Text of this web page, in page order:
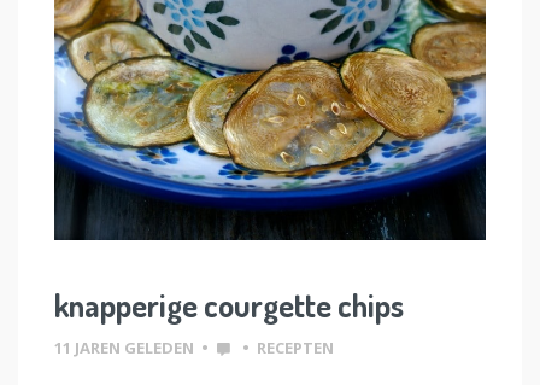
knapperige courgette chips
11 JAREN GELEDEN • • RECEPTEN